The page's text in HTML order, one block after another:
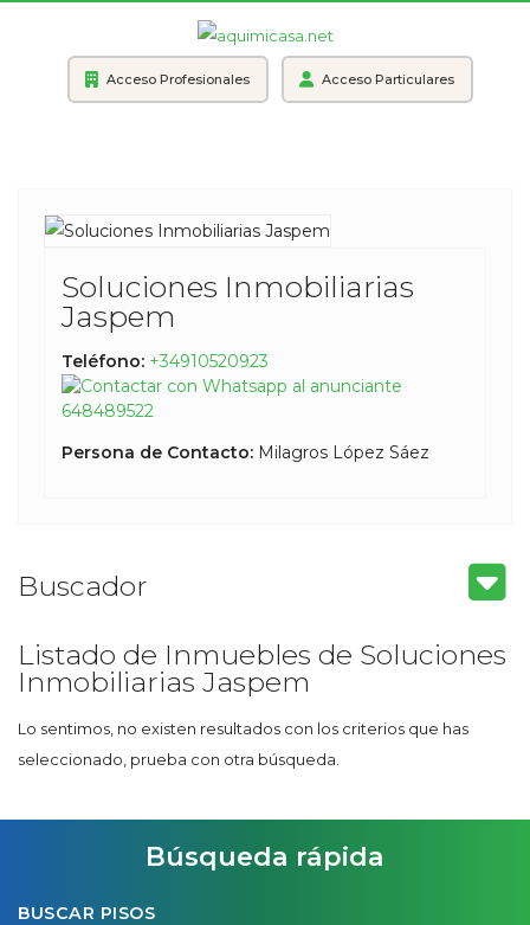
Acceso Profesionales Acceso Particulares
Soluciones Inmobiliarias
Jaspem
Teléfono: +34910520923
648489522
Persona de Contacto: Milagros López Sáez
Listado de Inmuebles de Soluciones
Inmobiliarias Jaspem
Lo sentimos, no existen resultados con los criterios que has
seleccionado, prueba con otra búsqueda.
Buscador
Búsqueda rápida
BUSCAR PISOS